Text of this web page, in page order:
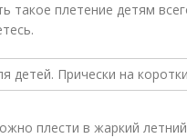
плетение детям
плести в жаркий